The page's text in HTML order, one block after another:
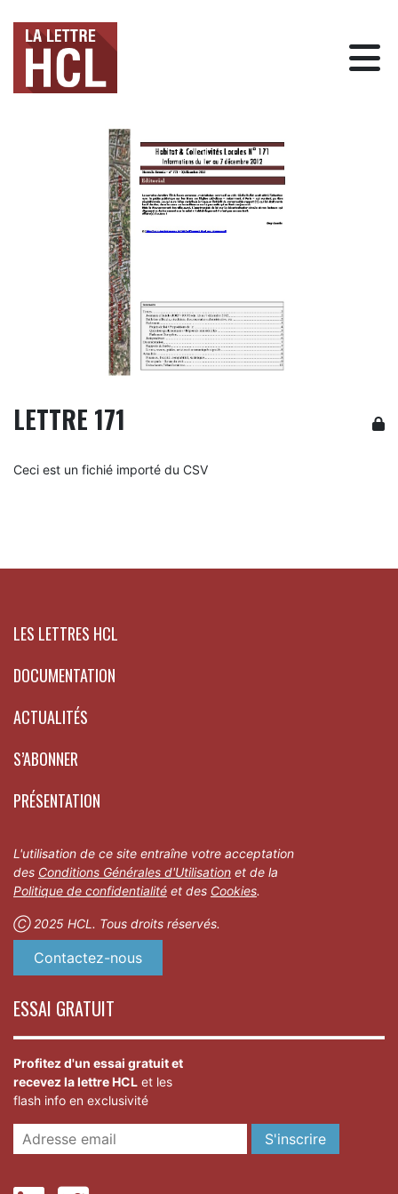
LETTRE 171
Ceci est un fichié importé du CSV
LES LETTRES HCL
DOCUMENTATION
ACTUALITÉS
S’ABONNER
PRÉSENTATION
L'utilisation de ce site entraîne votre acceptation
des Conditions Générales d'Utilisation et de la
Politique de confidentialité et des Cookies.
Ⓒ 2025 HCL. Tous droits réservés.
Contactez-nous
ESSAI GRATUIT
Profitez d'un essai gratuit et
recevez la lettre HCL et les
flash info en exclusivité